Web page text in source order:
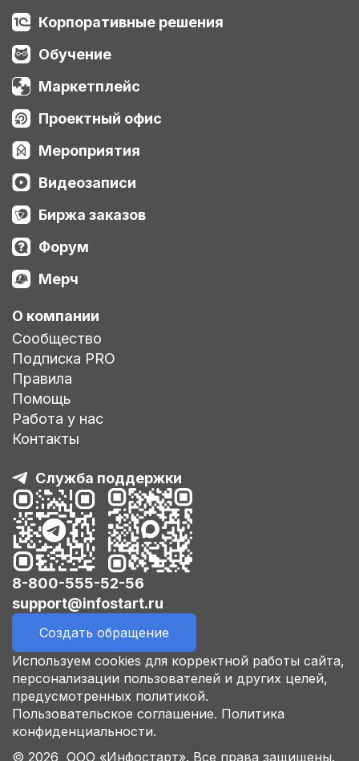
Корпоративные решения
Обучение
Маркетплейс
Проектный офис
Мероприятия
Видеозаписи
Биржа заказов
Форум
Мерч
О компании
Сообщество
Подписка PRO
Правила
Помощь
Работа у нас
Контакты
Служба поддержки
8-800-555-52-56
support@infostart.ru
Создать обращение
Используем cookies для корректной работы сайта,
персонализации пользователей и других целей,
предусмотренных политикой.
Пользовательское соглашение. Политика
конфиденциальности.
© 2026 ООО «Инфостарт». Все права защищены.